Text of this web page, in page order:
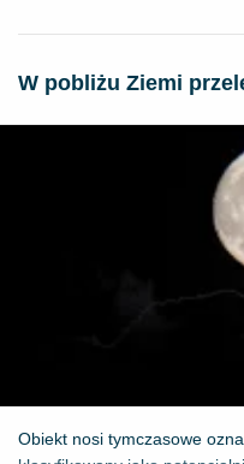
W pobliżu Ziemi
Obiekt nosi tymczasowe